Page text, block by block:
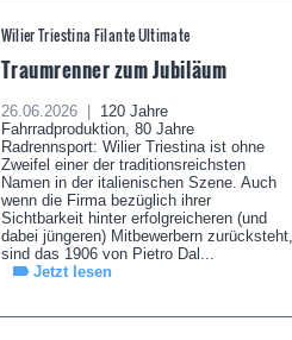
Wilier Triestina Filante Ultimate
Traumrenner zum Jubiläum
26.06.2026 |
120 Jahre
Fahrradproduktion, 80 Jahre
Radrennsport: Wilier Triestina ist ohne
Zweifel einer der traditionsreichsten
Namen in der italienischen Szene. Auch
wenn die Firma bezüglich ihrer
Sichtbarkeit hinter erfolgreicheren (und
dabei jüngeren) Mitbewerbern zurücksteht,
sind das 1906 von Pietro Dal...
Jetzt lesen